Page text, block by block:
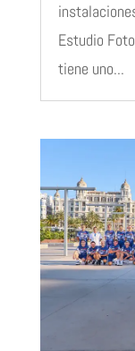
Estudio
tiene uno...